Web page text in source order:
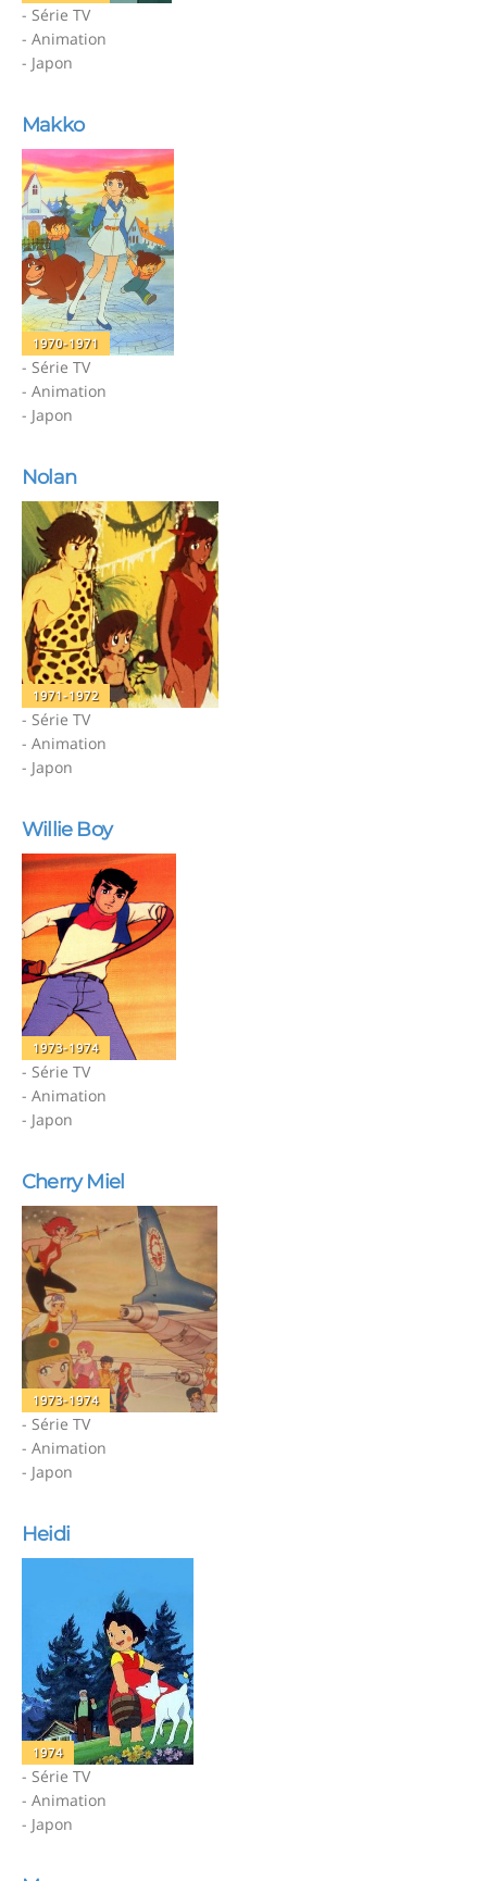
- Série TV
- Animation
- Japon
Makko
1970-1971
- Série TV
- Animation
- Japon
Nolan
1971-1972
- Série TV
- Animation
- Japon
Willie Boy
1973-1974
- Série TV
- Animation
- Japon
Cherry Miel
1973-1974
- Série TV
- Animation
- Japon
Heidi
1974
- Série TV
- Animation
- Japon